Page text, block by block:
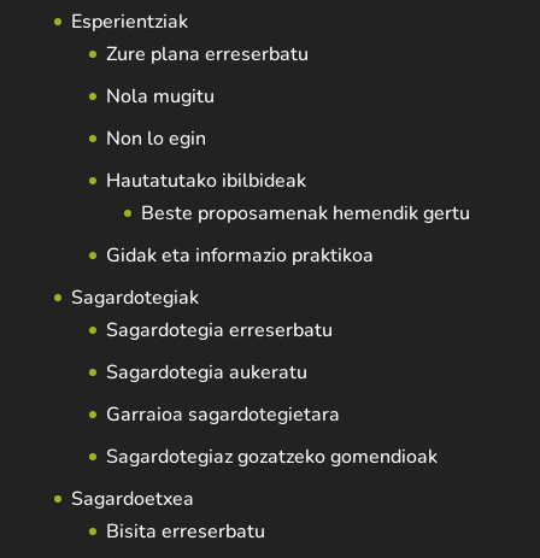
Esperientziak
Zure plana erreserbatu
Nola mugitu
Non lo egin
Hautatutako ibilbideak
Beste proposamenak hemendik gertu
Gidak eta informazio praktikoa
Sagardotegiak
Sagardotegia erreserbatu
Sagardotegia aukeratu
Garraioa sagardotegietara
Sagardotegiaz gozatzeko gomendioak
Sagardoetxea
Bisita erreserbatu